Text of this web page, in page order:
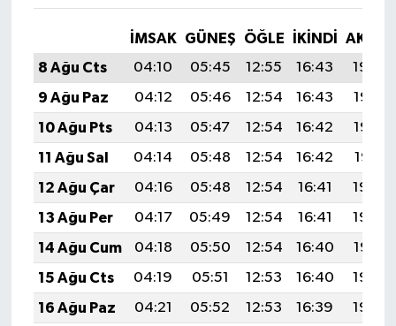
İMSAK GÜNEŞ ÖĞLE İKINDI
8 Ağu Cts
04:10 05:45 12:55 16:43
19:54
9 Ağu Paz
04:12 05:46 12:54 16:43
19:53
10 Ağu Pts
04:13 05:47 12:54 16:42
19:52
11 Ağu Sal
04:14 05:48 12:54 16:42
19:51
12 Ağu Çar
04:16 05:48 12:54 16:41
19:50
13 Ağu Per
04:17 05:49 12:54 16:41
19:48
14 Ağu Cum
04:18 05:50 12:54 16:40
19:47
15 Ağu Cts
04:19 05:51 12:53 16:40
19:46
16 Ağu Paz
04:21 05:52 12:53 16:39
19:45